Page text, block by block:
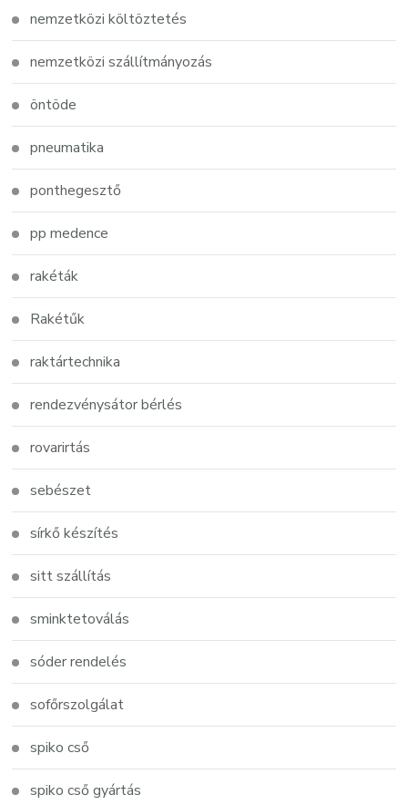
nemzetközi költöztetés
nemzetközi szállítmányozás
öntöde
pneumatika
ponthegesztő
pp medence
rakéták
Rakétűk
raktártechnika
rendezvénysátor bérlés
rovarirtás
sebészet
sírkő készítés
sitt szállítás
sminktetoválás
sóder rendelés
sofőrszolgálat
spiko cső
spiko cső gyártás